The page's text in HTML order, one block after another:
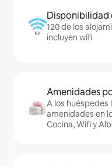
Disponibilidad
120 de los
incluyen wifi
Amenidades
A los huéspedes
amenidades en
Cocina, Wifi y